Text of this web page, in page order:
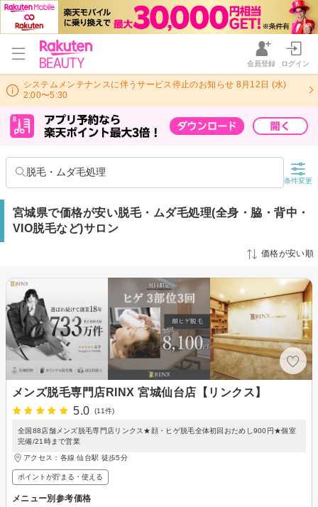
会員登録 ログイン
システムメンテナンスに伴うサービス停止のお知らせ 8月12日 (水)
2:00〜5:30
脱毛・ムダ毛処理
条件変更
宮城県で価格が安い脱毛・ムダ毛処理(全身・脇・背中・
VIO脱毛など)サロン
価格が安い順
メンズ脱毛専門店RINX 宮城仙台店【リンクス】
5.0
(11件)
全国88店舗メンズ脱毛専門店リンクス★顔・ヒゲ脱毛全体初回おためし900円★個室
完備/21時まで営業
アクセス：各線 仙台駅 徒歩5分
ポイントが貯まる・使える
メニュー別参考価格